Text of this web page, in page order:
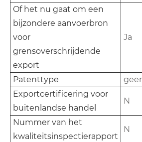
Of het nu gaat om een ​​
bijzondere aanvoerbron
voor
grensoverschrijdende
export
Ja
Patenttype
Exportcertificering voor
buitenlandse handel
N
Nummer van het
kwaliteitsinspectierapport
N